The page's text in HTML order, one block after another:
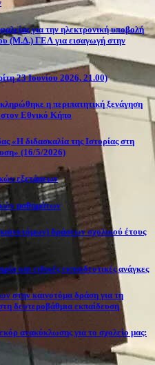
για την ηλεκτρονική υποβολή
(Μ.Δ.) ΓΕΛ για εισαγωγή στην
23 Ιουνίου 2026, 21.00)
η περιπατητική ξενάγηση
Εθνικό Κήπο
«Η διδασκαλία της Ιστορίας στη
(16/5/2026)
εξετάσεων
μαθημάτων
δράσεων σχολικού έτους
και ειδικές εκπαιδευτικές ανάγκες
στην καινοτόμα δράση για τη
δευτεροβάθμια εκπαίδευση
ανακύκλωσης για το σχολείο μας: